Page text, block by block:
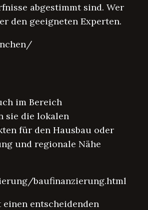
abgestimmt sind. Wer
den geeigneten Experten.
im Bereich
sie die lokalen
für den Hausbau oder
und regionale Nähe
baufinanzierung.html
entscheidenden